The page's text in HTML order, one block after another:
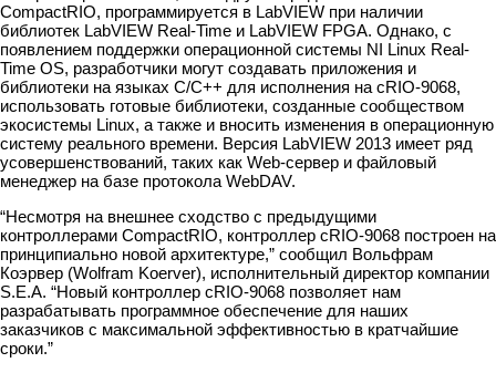
CompactRIO, программируется в LabVIEW при наличии
библиотек LabVIEW Real-Time и LabVIEW FPGA. Однако, с
появлением поддержки операционной системы NI Linux Real-
Time OS, разработчики могут создавать приложения и
библиотеки на языках C/C++ для исполнения на cRIO-9068,
использовать готовые библиотеки, созданные сообществом
экосистемы Linux, а также и вносить изменения в операционную
систему реального времени. Версия LabVIEW 2013 имеет ряд
усовершенствований, таких как Web-сервер и файловый
менеджер на базе протокола WebDAV.
“Несмотря на внешнее сходство с предыдущими
контроллерами CompactRIO, контроллер cRIO-9068 построен на
принципиально новой архитектуре,” сообщил Вольфрам
Коэрвер (Wolfram Koerver), исполнительный директор компании
S.E.A. “Новый контроллер cRIO-9068 позволяет нам
разрабатывать программное обеспечение для наших
заказчиков с максимальной эффективностью в кратчайшие
сроки.”